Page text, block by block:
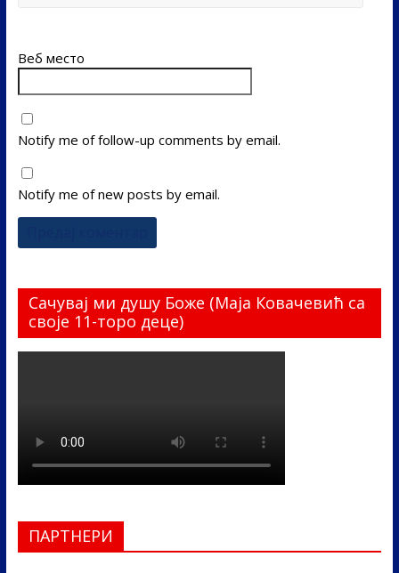
Веб место
Notify me of follow-up comments by email.
Notify me of new posts by email.
Сачувај ми душу Боже (Маја Ковачевић са
своје 11-торо деце)
ПАРТНЕРИ